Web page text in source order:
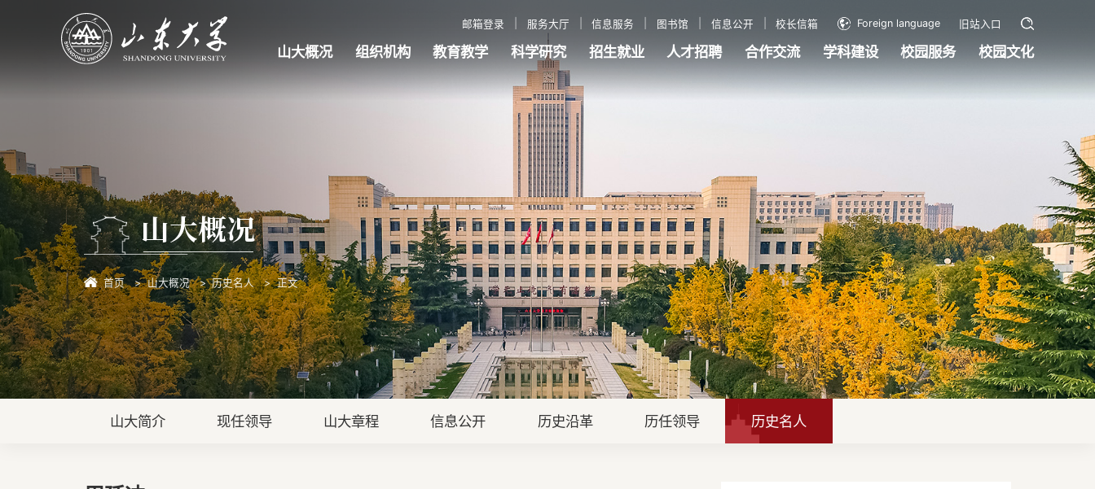
邮箱登录 服务大厅 信息服务 图书馆 信息公开 校长信箱 Foreign language 旧站入口
山大概况 组织机构 教育教学 科学研究 招生就业 人才招聘 合作交流 学科建设 校园服务 校园文化
山大概况
首页 山大概况 历史名人 正文
山大简介 现任领导 山大章程 信息公开 历史沿革 历任领导 历史名人